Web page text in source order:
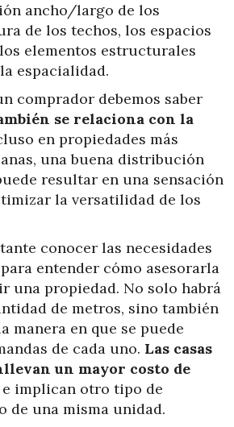
ancho/largo de los
de los techos, los espacios
elementos estructurales
espacialidad.
comprador debemos saber
se relaciona con la
en propiedades más
una buena distribución
resultar en una sensación
la versatilidad de los
conocer las necesidades
entender cómo asesorarla
una propiedad. No solo habrá
de metros, sino también
manera en que se puede
de cada uno. Las casas
un mayor costo de
e implican otro tipo de
de una misma unidad.